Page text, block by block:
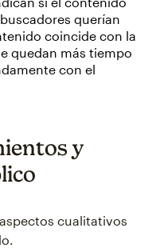
querían
coincide con la
quedan más tiempo
con el
y
cualitativos